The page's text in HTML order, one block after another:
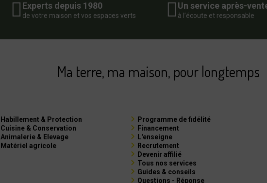
Experts depuis 1980
de votre maison et vos espaces verts
Un service après-
à l’écoute et responsable
Ma terre, ma maison, pour longtemps
Habillement & Protection
Cuisine & Conservation
Animalerie & Elevage
Matériel agricole
Programme de fidélité
Financement
L'enseigne
Recrutement
Devenir affilié
Tous nos services
Guides & conseils
Questions - Réponse